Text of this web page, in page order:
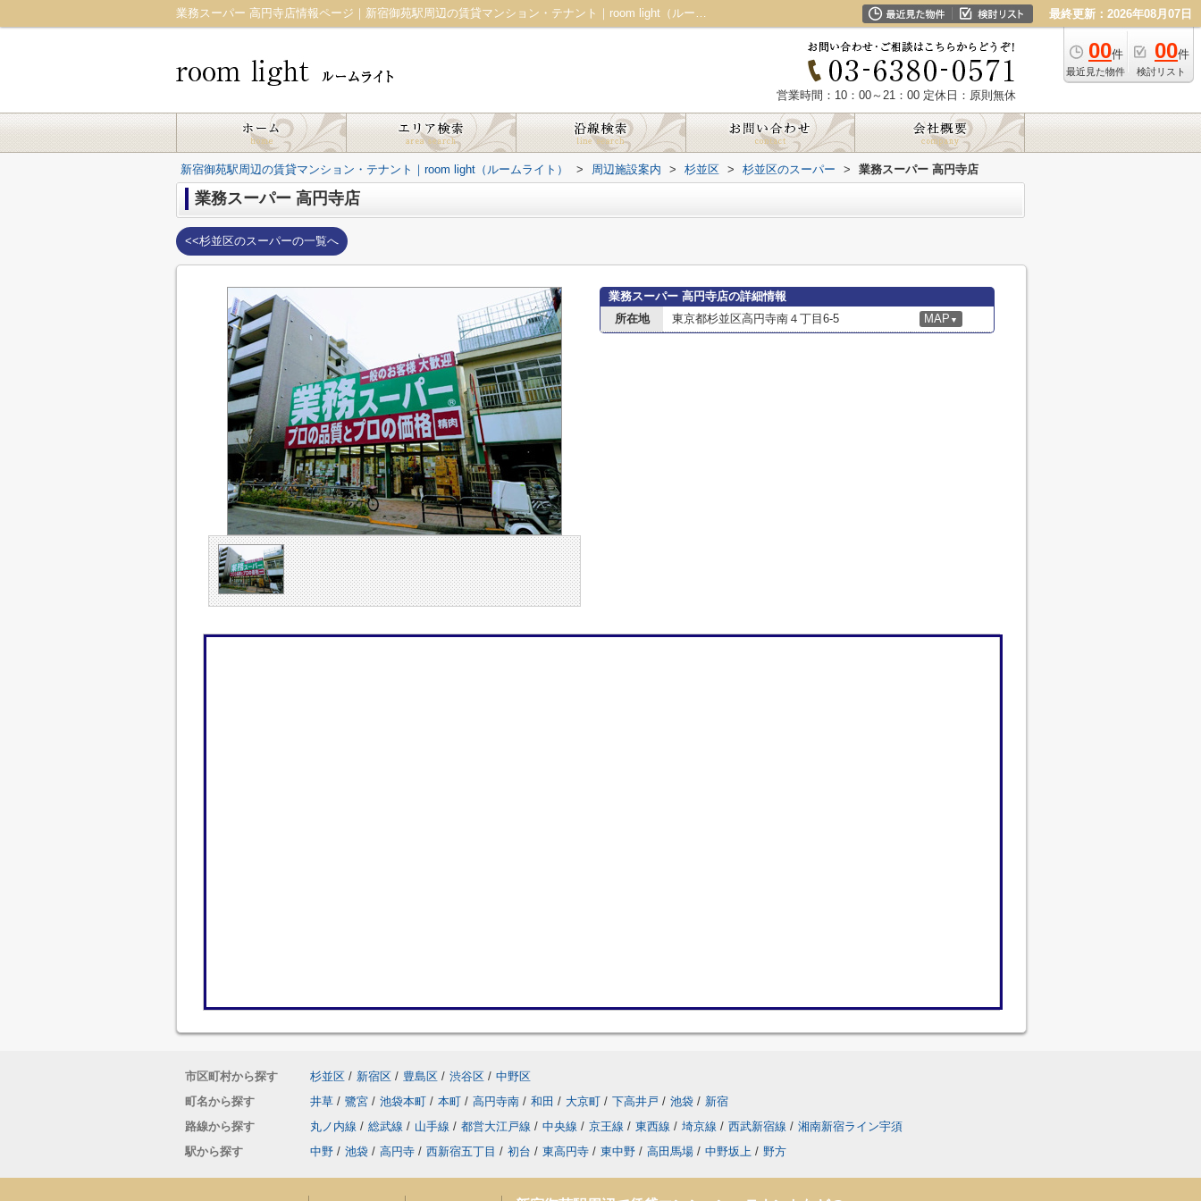
業務スーパー 高円寺店情報ページ｜新宿御苑駅周辺の賃貸マンション・テナント｜room light（ルームライト） 最終更新：2026年08月07日
00件
最近見た物件
00件
検討リスト
営業時間：10：00～21：00 定休日：原則無休
新宿御苑駅周辺の賃貸マンション・テナント｜room light（ルームライト） > 周辺施設案内 > 杉並区 > 杉並区のスーパー > 業務スーパー 高円寺店
業務スーパー 高円寺店
<<杉並区のスーパーの一覧へ
業務スーパー 高円寺店の詳細情報
所在地
東京都杉並区高円寺南４丁目6-5 MAP ▼
市区町村から探す 杉並区 / 新宿区 / 豊島区 / 渋谷区 / 中野区
町名から探す
井草 / 鷺宮 / 池袋本町 / 本町 / 高円寺南 / 和田 / 大京町 / 下高井戸 / 池袋 / 新宿
路線から探す
丸ノ内線 / 総武線 / 山手線 / 都営大江戸線 / 中央線 / 京王線 / 東西線 / 埼京線 / 西武新宿線 / 湘南新宿ライン宇須
駅から探す
中野 / 池袋 / 高円寺 / 西新宿五丁目 / 初台 / 東高円寺 / 東中野 / 高田馬場 / 中野坂上 / 野方